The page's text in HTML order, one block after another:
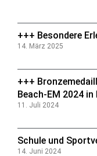
+++ Besondere
14. März 2025
+++
Beach-EM 2024
11. Juli 2024
Schule und
14. Juni 2024